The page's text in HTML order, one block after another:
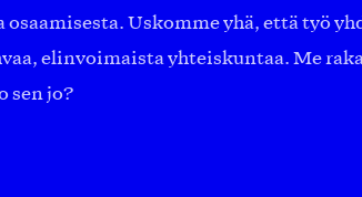
osaamisesta. Uskomme yhä, että työ
elinvoimaista yhteiskuntaa. Me
sen jo?